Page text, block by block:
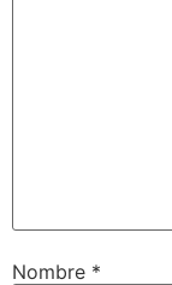
Nombre *